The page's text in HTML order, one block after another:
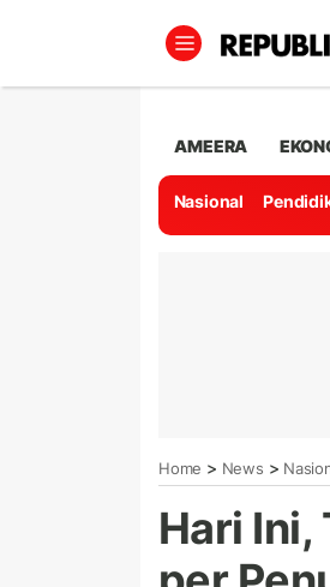
AMEERA
Nasional
Home > News >
Hari Ini,